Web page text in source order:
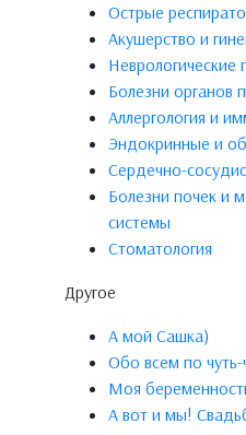
Острые
Акушерство и
Неврологические
Болезни органов
Аллергология и
Эндокринные и
Сердечно-
Болезни почек и
системы
Стоматология
Другое
А мой Сашка)
Обо всем по чуть-
Моя
А вот и мы!